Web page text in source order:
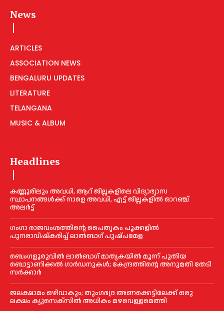
News
ARTICLES
ASSOCIATION NEWS
BENGALURU UPDATES
LITERATURE
TELANGANA
MUSIC & ALBUM
Headlines
കണ്ണൂരിലും അവധി, ആറ് ജില്ലകളിലെ വിദ്യാഭ്യാസ
സ്ഥാപനങ്ങൾക്ക് നാളെ അവധി, എട്ട് ജില്ലകളിൽ ഓറഞ്ച്
അലർട്ട്
ഗംഗാ രാജവംശത്തിന്റെ പൈതൃകം പൂക്കളിൽ
പുനരാവിഷ്‌കരിച്ച് ലാൽബാഗ് പുഷ്പമേള
ബെംഗളൂരുവിൽ ലാൽബാഗ് മാതൃകയിൽ മൂന്ന് പുതിയ
ബൊട്ടാണിക്കൽ ഗാർഡനുകൾ; കേന്ദ്രത്തിന്റെ അനുമതി തേടി
സർക്കാർ
ജലക്ഷാമം ഒഴിവാകും; തുംഗഭദ്ര അണക്കെട്ടിലേക്ക് ഒരു
ലക്ഷം ക്യുസെക്സില്‍ അധികം മഴവെള്ളമെത്തി